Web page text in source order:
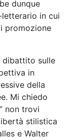
dunque
in cui
promozione
dibattito sulle
in
della
Mi chiedo
non trovi
stilistica
e Walter